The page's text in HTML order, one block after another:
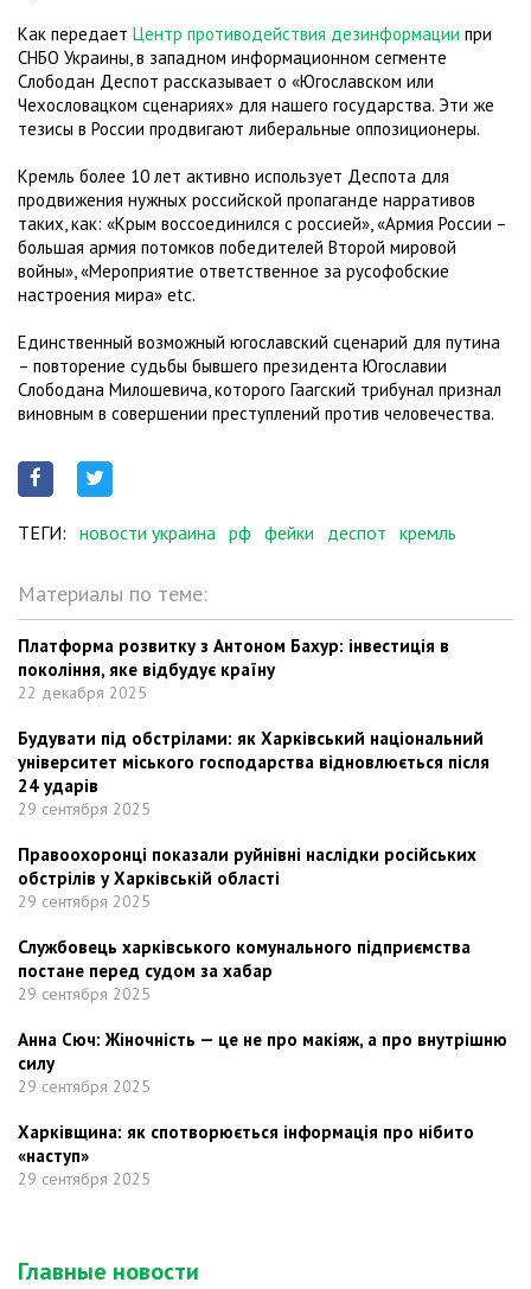
Как передает Центр противодействия дезинформации при
СНБО Украины, в западном информационном сегменте
Слободан Деспот рассказывает о «Югославском или
Чехословацком сценариях» для нашего государства. Эти же
тезисы в России продвигают либеральные оппозиционеры.
Кремль более 10 лет активно использует Деспота для
продвижения нужных российской пропаганде нарративов
таких, как: «Крым воссоединился с россией», «Армия России –
большая армия потомков победителей Второй мировой
войны», «Мероприятие ответственное за русофобские
настроения мира» etc.
Единственный возможный югославский сценарий для путина
– повторение судьбы бывшего президента Югославии
Слободана Милошевича, которого Гаагский трибунал признал
виновным в совершении преступлений против человечества.
ТЕГИ: новости украина рф фейки деспот кремль
Материалы по теме:
Платформа розвитку з Антоном Бахур: інвестиція в
покоління, яке відбудує країну
22 декабря 2025
Будувати під обстрілами: як Харківський національний
університет міського господарства відновлюється після
24 ударів
29 сентября 2025
Правоохоронці показали руйнівні наслідки російських
обстрілів у Харківській області
29 сентября 2025
Службовець харківського комунального підприємства
постане перед судом за хабар
29 сентября 2025
Анна Сюч: Жіночність — це не про макіяж, а про внутрішню
силу
29 сентября 2025
Харківщина: як спотворюється інформація про нібито
«наступ»
29 сентября 2025
Главные новости